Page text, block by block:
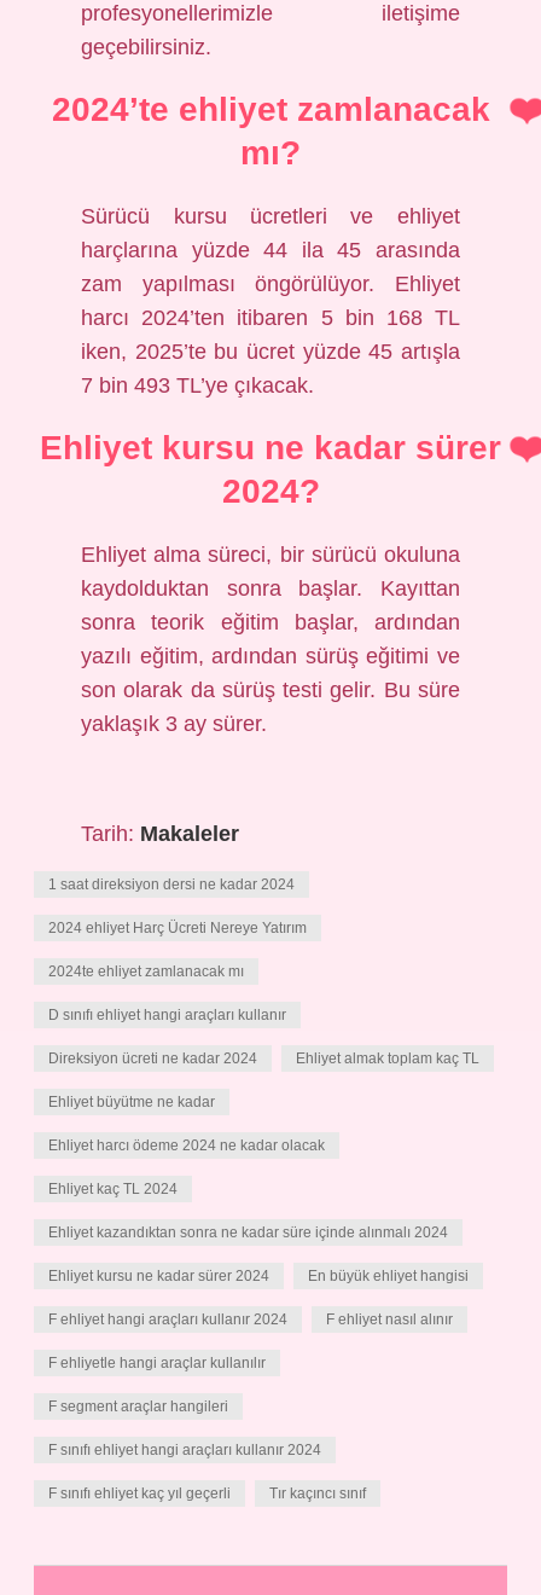
profesyonellerimizle iletişime
geçebilirsiniz.
2024’te ehliyet zamlanacak
mı?
Sürücü kursu ücretleri ve ehliyet
harçlarına yüzde 44 ila 45 arasında
zam yapılması öngörülüyor. Ehliyet
harcı 2024’ten itibaren 5 bin 168 TL
iken, 2025’te bu ücret yüzde 45 artışla
7 bin 493 TL’ye çıkacak.
Ehliyet kursu ne kadar sürer
2024?
Ehliyet alma süreci, bir sürücü okuluna
kaydolduktan sonra başlar. Kayıttan
sonra teorik eğitim başlar, ardından
yazılı eğitim, ardından sürüş eğitimi ve
son olarak da sürüş testi gelir. Bu süre
yaklaşık 3 ay sürer.
Tarih: Makaleler
1 saat direksiyon dersi ne kadar 2024
2024 ehliyet Harç Ücreti Nereye Yatırım
2024te ehliyet zamlanacak mı
D sınıfı ehliyet hangi araçları kullanır
Direksiyon ücreti ne kadar 2024 Ehliyet almak toplam kaç TL
Ehliyet büyütme ne kadar
Ehliyet harcı ödeme 2024 ne kadar olacak
Ehliyet kaç TL 2024
Ehliyet kazandıktan sonra ne kadar süre içinde alınmalı 2024
Ehliyet kursu ne kadar sürer 2024 En büyük ehliyet hangisi
F ehliyet hangi araçları kullanır 2024 F ehliyet nasıl alınır
F ehliyetle hangi araçlar kullanılır
F segment araçlar hangileri
F sınıfı ehliyet hangi araçları kullanır 2024
F sınıfı ehliyet kaç yıl geçerli Tır kaçıncı sınıf